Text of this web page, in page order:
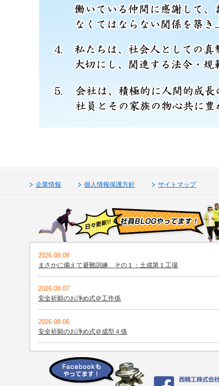
企業情報 個人情報保護方針 サイトマップ
2026.08.08
まさかに備えて避難訓練 その１：土成第１工場
2026.08.07
安全祈願のお浄め式＠工作係
2026.08.06
安全祈願のお浄め式＠成型４係